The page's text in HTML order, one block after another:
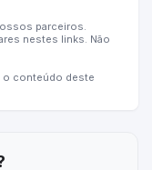
parceiros.
nestes links. Não
o conteúdo deste